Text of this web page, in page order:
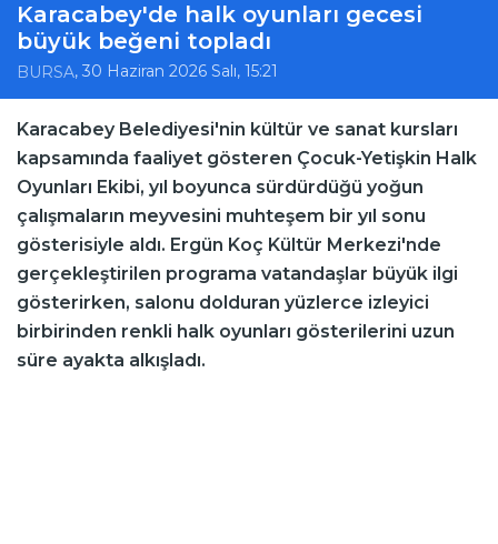
Karacabey'de halk oyunları gecesi
büyük beğeni topladı
BURSA, 30 Haziran 2026 Salı, 15:21
Karacabey Belediyesi'nin kültür ve sanat kursları
kapsamında faaliyet gösteren Çocuk-Yetişkin Halk
Oyunları Ekibi, yıl boyunca sürdürdüğü yoğun
çalışmaların meyvesini muhteşem bir yıl sonu
gösterisiyle aldı. Ergün Koç Kültür Merkezi'nde
gerçekleştirilen programa vatandaşlar büyük ilgi
gösterirken, salonu dolduran yüzlerce izleyici
birbirinden renkli halk oyunları gösterilerini uzun
süre ayakta alkışladı.